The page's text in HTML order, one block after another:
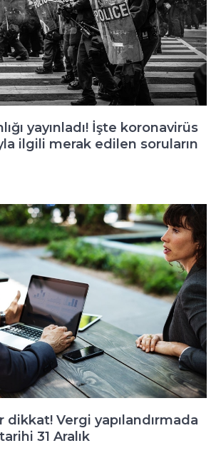
yayınladı! İşte koronavirüs
ilgili merak edilen soruların
dikkat! Vergi yapılandırmada
31 Aralık